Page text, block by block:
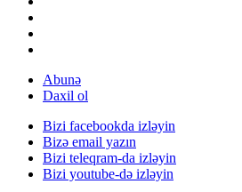
Abunə
Daxil ol
Bizi facebookda izləyin
Bizə email yazın
Bizi teleqram-da izləyin
Bizi youtube-də izləyin